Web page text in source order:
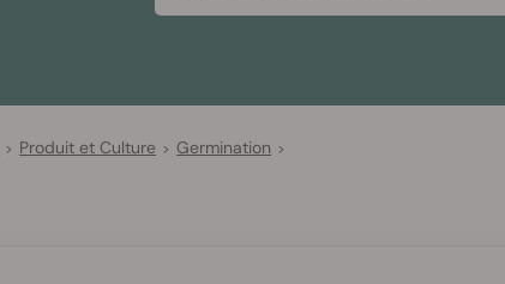
> Produit et Culture > Germination >